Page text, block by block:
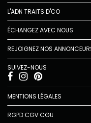
L'ADN TRAITS D'CO
ÉCHANGEZ AVEC NOUS
REJOIGNEZ NOS
SUIVEZ-NOUS
MENTIONS LÉGALES
RGPDCGVCGU